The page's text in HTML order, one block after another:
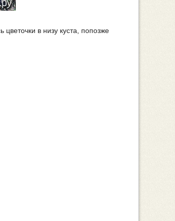
в низу куста, попозже